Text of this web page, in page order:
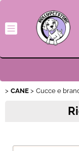
Categoria: Home
CANE Cucce e